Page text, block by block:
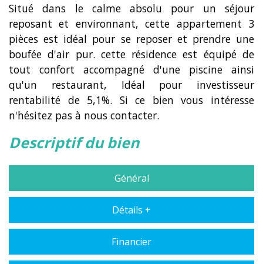
Situé dans le calme absolu pour un séjour
reposant et environnant, cette appartement 3
pièces est idéal pour se reposer et prendre une
boufée d'air pur. cette résidence est équipé de
tout confort accompagné d'une piscine ainsi
qu'un restaurant, Idéal pour investisseur
rentabilité de 5,1%. Si ce bien vous intéresse
n'hésitez pas à nous contacter.
descriptif du bien
Général
Détails +
Financier